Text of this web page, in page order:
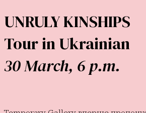
UNRULY KINSHIPS
Tour in Ukrainian
30 March, 6 p.m.